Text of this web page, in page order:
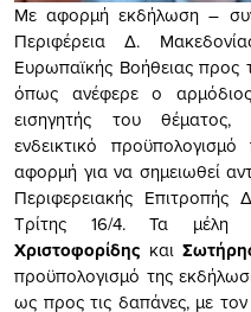
Με αφορμή εκδήλωση –
Περιφέρεια Δ.
Ευρωπαϊκής Βοήθειας
όπως ανέφερε ο αρμόδιος
εισηγητής του θέματος,
ενδεικτικό
αφορμή για να σημειωθεί
Περιφερειακής
Τρίτης 16/4. Τα μέλη
Χριστοφορίδης και
προϋπολογισμό της
ως προς τις δαπάνες, με τον